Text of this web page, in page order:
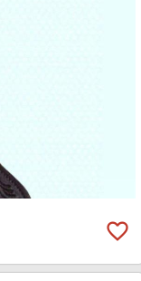
favorite_border